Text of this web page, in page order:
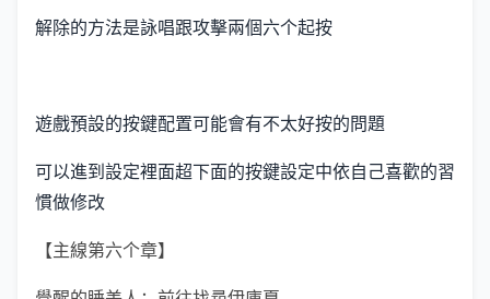
解除的方法是詠唱跟攻擊兩個六个起按
遊戲預設的按鍵配置可能會有不太好按的問題
可以進到設定裡面超下面的按鍵設定中依自己喜歡的習
慣做修改
【主線第六个章】